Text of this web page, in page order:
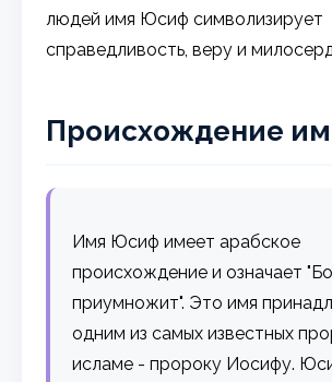
людей имя Юсиф символизирует
справедливость, веру и
Происхождение
Имя Юсиф имеет арабское
происхождение и означает
приумножит". Это имя
одним из самых известных
исламе - пророку Иосифу.